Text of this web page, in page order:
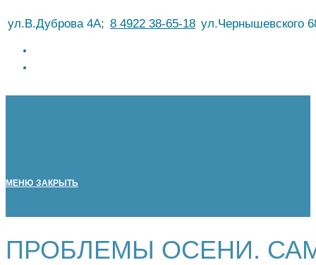
кул.В.Дуброва 4А; 8 4922 38-65-18 ул.Чернышевского
МЕНЮ ЗАКРЫТЬ
ПРОБЛЕМЫ ОСЕНИ.